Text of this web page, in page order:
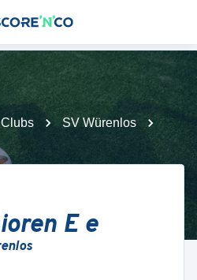
Clubs
SV Würenlos
E e